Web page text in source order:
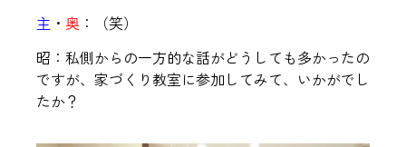
主 ・ 奥 ：（笑）
昭：私側からの一方的な話がどうしても多かったの
ですが、家づくり教室に参加してみて、いかがでし
たか？